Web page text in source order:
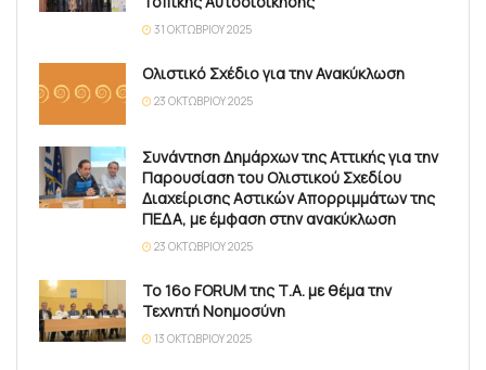
31 ΟΚΤΩΒΡΊΟΥ 2025
Ολιστικό Σχέδιο για την Ανακύκλωση
23 ΟΚΤΩΒΡΊΟΥ 2025
Συνάντηση Δημάρχων της Αττικής για την
Παρουσίαση του Ολιστικού Σχεδίου
Διαχείρισης Αστικών Απορριμμάτων της
ΠΕΔΑ, με έμφαση στην ανακύκλωση
23 ΟΚΤΩΒΡΊΟΥ 2025
Το 16ο FORUM της Τ.Α. με θέμα την
Τεχνητή Νοημοσύνη
13 ΟΚΤΩΒΡΊΟΥ 2025